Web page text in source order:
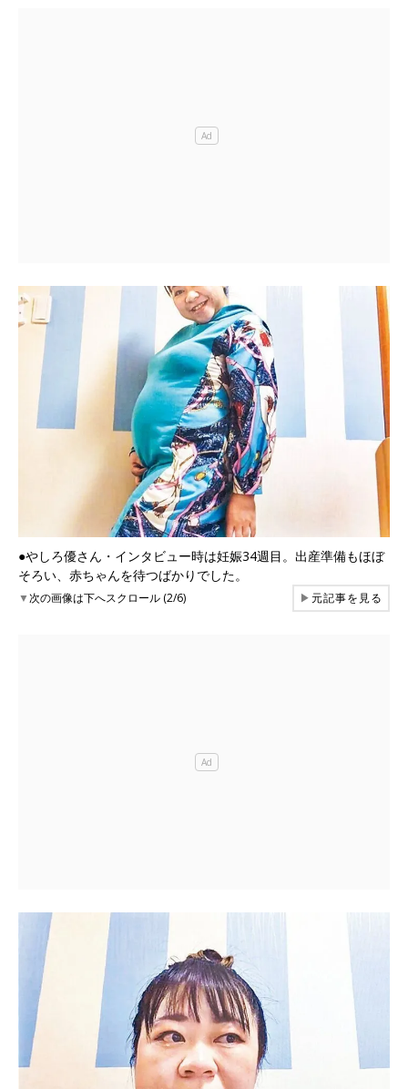
●やしろ優さん・インタビュー時は妊娠34週目。出産準備もほぼ
そろい、赤ちゃんを待つばかりでした。
▼次の画像は下へスクロール (2/6) ▶元記事を見る